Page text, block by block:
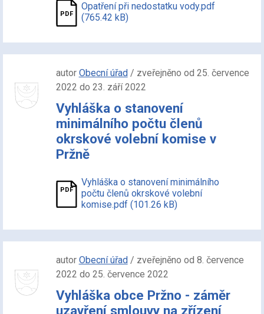
Opatření při nedostatku vody.pdf
(765.42 kB)
autor Obecní úřad/ zveřejněno od 25. července
2022 do 23. září 2022
Vyhláška o stanovení
minimálního počtu členů
okrskové volební komise v
Pržně
Vyhláška o stanovení minimálního
počtu členů okrskové volební
komise.pdf (101.26 kB)
autor Obecní úřad/ zveřejněno od 8. července
2022 do 25. července 2022
Vyhláška obce Pržno - záměr
uzavření smlouvy na zřízení